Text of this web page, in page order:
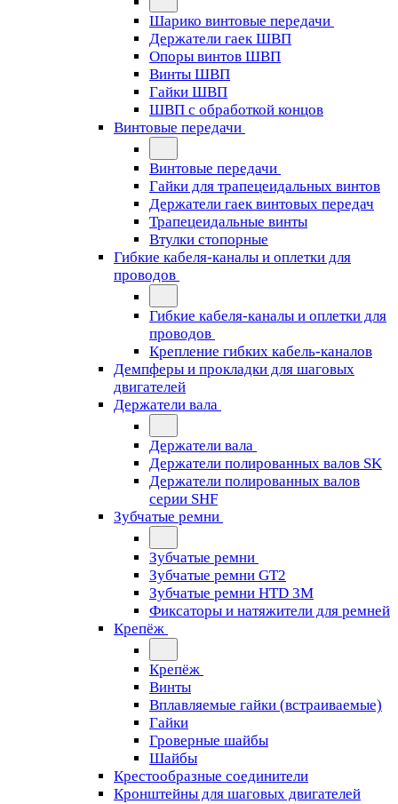
Шарико винтовые передачи
Держатели гаек ШВП
Опоры винтов ШВП
Винты ШВП
Гайки ШВП
ШВП с обработкой концов
Винтовые передачи
Винтовые передачи
Гайки для трапецеидальных винтов
Держатели гаек винтовых передач
Трапецеидальные винты
Втулки стопорные
Гибкие кабеля-каналы и оплетки для
проводов
Гибкие кабеля-каналы и оплетки для
проводов
Крепление гибких кабель-каналов
Демпферы и прокладки для шаговых
двигателей
Держатели вала
Держатели вала
Держатели полированных валов SK
Держатели полированных валов
серии SHF
Зубчатые ремни
Зубчатые ремни
Зубчатые ремни GT2
Зубчатые ремни HTD 3M
Фиксаторы и натяжители для ремней
Крепёж
Крепёж
Винты
Вплавляемые гайки (встраиваемые)
Гайки
Гроверные шайбы
Шайбы
Крестообразные соединители
Кронштейны для шаговых двигателей